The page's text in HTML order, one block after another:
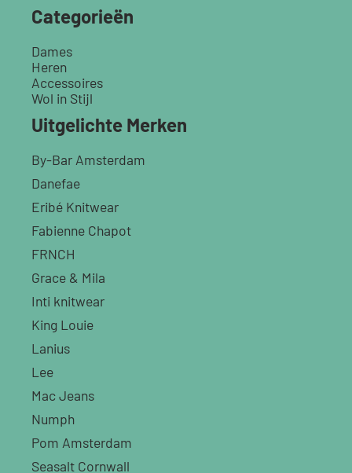
Categorieën
Dames
Heren
Accessoires
Wol in Stijl
Uitgelichte Merken
By-Bar Amsterdam
Danefae
Eribé Knitwear
Fabienne Chapot
FRNCH
Grace & Mila
Inti knitwear
King Louie
Lanius
Lee
Mac Jeans
Numph
Pom Amsterdam
Seasalt Cornwall